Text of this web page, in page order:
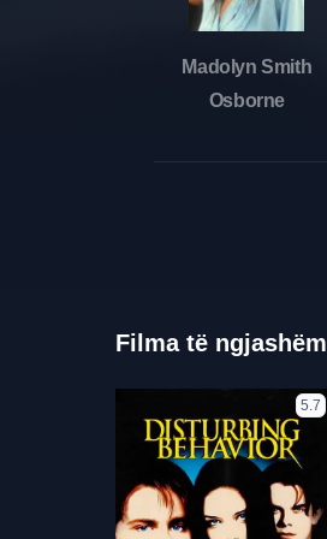
Madolyn Smith
Osborne
Filma të ngjashëm
5.7